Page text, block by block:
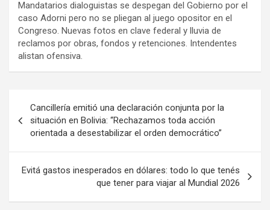
Mandatarios dialoguistas se despegan del Gobierno por el
caso Adorni pero no se pliegan al juego opositor en el
Congreso. Nuevas fotos en clave federal y lluvia de
reclamos por obras, fondos y retenciones. Intendentes
alistan ofensiva.
de
entradas
Cancillería emitió una declaración conjunta por la
situación en Bolivia: “Rechazamos toda acción
orientada a desestabilizar el orden democrático”
Evitá gastos inesperados en dólares: todo lo que tenés
que tener para viajar al Mundial 2026